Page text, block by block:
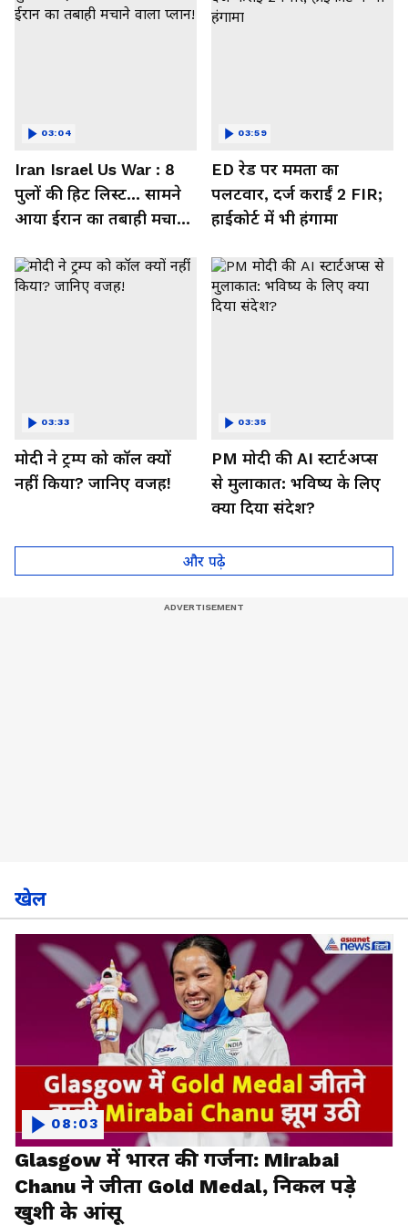
Iran Israel Us War : 8
पुलों की हिट लिस्ट... सामने
आया ईरान का तबाही मचाने
03:04
ED रेड पर ममता का
पलटवार, दर्ज कराईं 2 FIR;
हाईकोर्ट में भी हंगामा
03:59
मोदी ने ट्रम्प को कॉल क्यों
नहीं किया? जानिए वजह!
03:33
PM मोदी की AI स्टार्टअप्स
से मुलाकात: भविष्य के लिए
क्या दिया संदेश?
03:35
और पढ़े
खेल
Glasgow में भारत की गर्जना: Mirabai
Chanu ने जीता Gold Medal, निकल पड़े
खुशी के आंसू
08:03